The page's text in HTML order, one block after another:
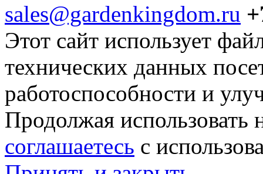
sales@gardenkingdom.ru
Этот сайт использует
технических данных
работоспособности и
Продолжая использовать
соглашаетесь с